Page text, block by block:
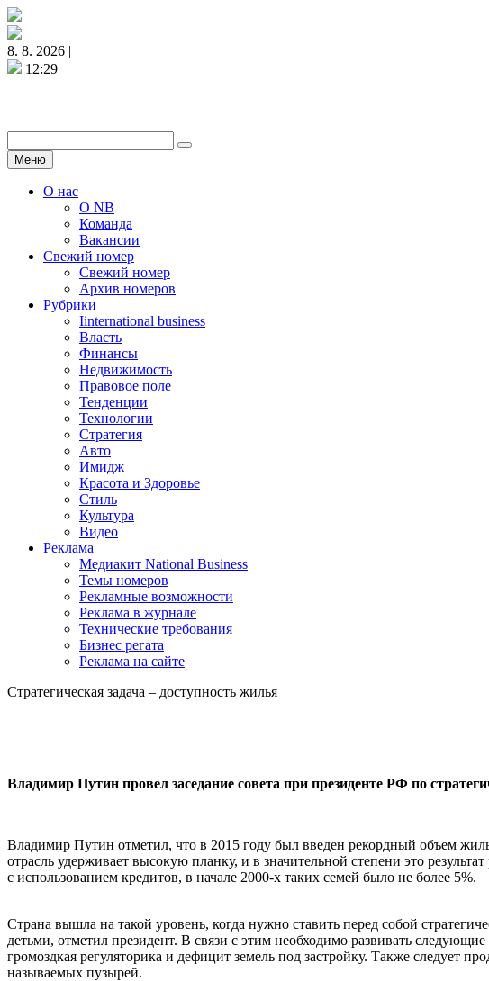
8. 8. 2026 |
12:29|
Меню
О нас
О NB
Команда
Вакансии
Свежий номер
Свежий номер
Архив номеров
Рубрики
Iinternational business
Власть
Финансы
Недвижимость
Правовое поле
Тенденции
Технологии
Стратегия
Авто
Имидж
Красота и Здоровье
Стиль
Культура
Видео
Реклама
Медиакит National Business
Темы номеров
Рекламные возможности
Реклама в журнале
Технические требования
Бизнес регата
Реклама на сайте
Стратегическая задача – доступность жилья
Владимир Путин провел заседание совета при президенте РФ по
Владимир Путин отметил, что в 2015 году был введен рекордный объем
отрасль удерживает высокую планку, и в значительной степени это
с использованием кредитов, в начале 2000-х таких семей было не более 5%.
Страна вышла на такой уровень, когда нужно ставить перед собой
детьми, отметил президент. В связи с этим необходимо развивать
громоздкая регуляторика и дефицит земель под застройку. Также следует
называемых пузырей.